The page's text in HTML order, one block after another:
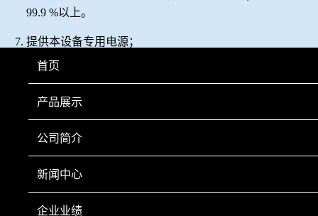
99.9%以上。
7. 提供本设备专用电源；
三相五
电源引入处有一壁挂配电箱，功率：
首页
产品展示
公司简介
新闻中心
企业业绩